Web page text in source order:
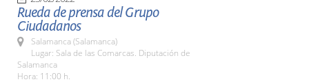
Rueda de prensa del Grupo
Ciudadanos
Salamanca (Salamanca)
Lugar: Sala de las Comarcas. Diputación de
Salamanca
Hora: 11:00 h.